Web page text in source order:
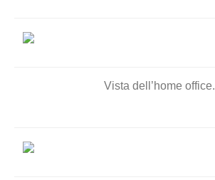
Vista dell’home office.